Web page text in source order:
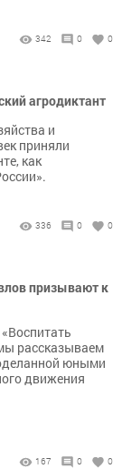
342 0 0
агродиктант
и
приняли
как
336 0 0
призывают к
рассказываем
юными
движения
167 0 0